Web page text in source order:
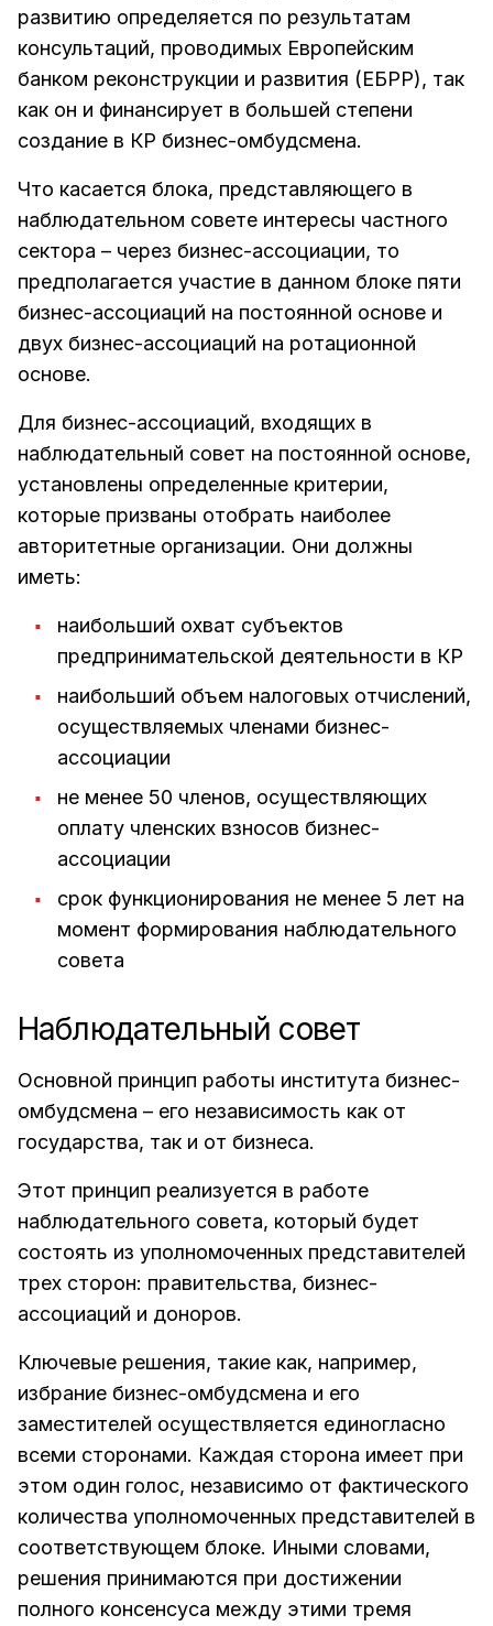
развитию определяется по результатам
консультаций, проводимых Европейским
банком реконструкции и развития (ЕБРР), так
как он и финансирует в большей степени
создание в КР бизнес-омбудсмена.
Что касается блока, представляющего в
наблюдательном совете интересы частного
сектора – через бизнес-ассоциации, то
предполагается участие в данном блоке пяти
бизнес-ассоциаций на постоянной основе и
двух бизнес-ассоциаций на ротационной
основе.
Для бизнес-ассоциаций, входящих в
наблюдательный совет на постоянной основе,
установлены определенные критерии,
которые призваны отобрать наиболее
авторитетные организации. Они должны
иметь:
наибольший охват субъектов
предпринимательской деятельности в КР
наибольший объем налоговых отчислений,
осуществляемых членами бизнес-
ассоциации
не менее 50 членов, осуществляющих
оплату членских взносов бизнес-
ассоциации
срок функционирования не менее 5 лет на
момент формирования наблюдательного
совета
Наблюдательный совет
Основной принцип работы института бизнес-
омбудсмена – его независимость как от
государства, так и от бизнеса.
Этот принцип реализуется в работе
наблюдательного совета, который будет
состоять из уполномоченных представителей
трех сторон: правительства, бизнес-
ассоциаций и доноров.
Ключевые решения, такие как, например,
избрание бизнес-омбудсмена и его
заместителей осуществляется единогласно
всеми сторонами. Каждая сторона имеет при
этом один голос, независимо от фактического
количества уполномоченных представителей в
соответствующем блоке. Иными словами,
решения принимаются при достижении
полного консенсуса между этими тремя